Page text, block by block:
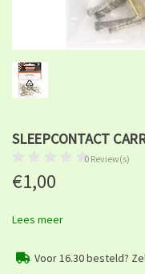
SLEEPCONTACT
0 Review(s)
€1,00
Lees meer
Voor 16.30 besteld?